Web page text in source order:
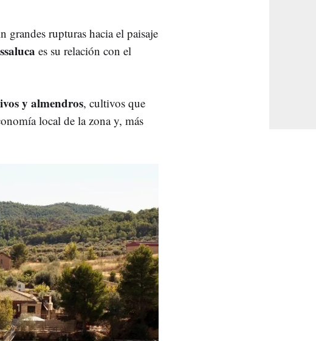
grandes rupturas hacia el paisaje
es su relación con el
y almendros, cultivos que
local de la zona y, más